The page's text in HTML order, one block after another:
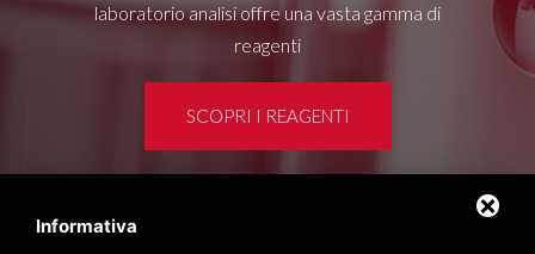
laboratorio analisi offre una vasta gamma di
reagenti
SCOPRI I REAGENTI
Area clienti
Informativa